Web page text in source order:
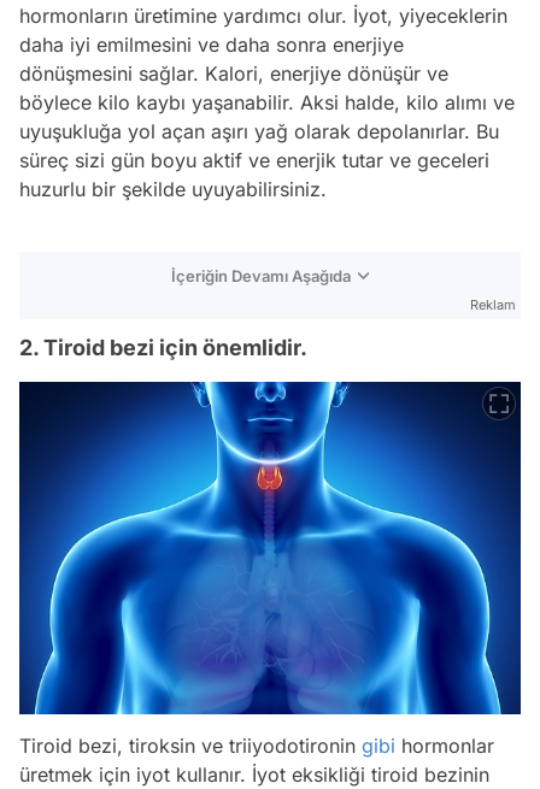
hormonların üretimine yardımcı olur. İyot, yiyeceklerin
daha iyi emilmesini ve daha sonra enerjiye
dönüşmesini sağlar. Kalori, enerjiye dönüşür ve
böylece kilo kaybı yaşanabilir. Aksi halde, kilo alımı ve
uyuşukluğa yol açan aşırı yağ olarak depolanırlar. Bu
süreç sizi gün boyu aktif ve enerjik tutar ve geceleri
huzurlu bir şekilde uyuyabilirsiniz.
İçeriğin Devamı Aşağıda
Reklam
2. Tiroid bezi için önemlidir.
Tiroid bezi, tiroksin ve triiyodotironin gibi hormonlar
üretmek için iyot kullanır. İyot eksikliği tiroid bezinin